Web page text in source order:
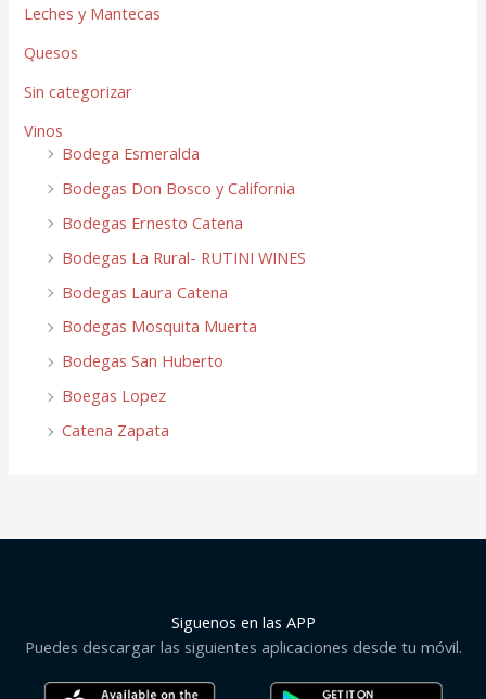
Leches y Mantecas
Quesos
Sin categorizar
Vinos
Bodega Esmeralda
Bodegas Don Bosco y California
Bodegas Ernesto Catena
Bodegas La Rural- RUTINI WINES
Bodegas Laura Catena
Bodegas Mosquita Muerta
Bodegas San Huberto
Boegas Lopez
Catena Zapata
Siguenos en las APP
Puedes descargar las siguientes aplicaciones desde tu móvil.